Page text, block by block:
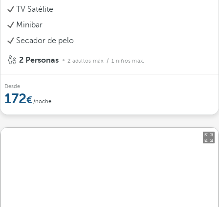
TV Satélite
Minibar
Secador de pelo
2 Personas 2 adultos máx. / 1 niños máx.
Desde
172 /noche